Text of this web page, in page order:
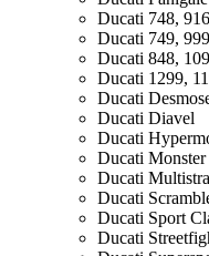
Ducati 748,
Ducati 749, 999
Ducati 848,
Ducati 1299,
Ducati
Ducati Diavel
Ducati
Ducati Monster
Ducati
Ducati
Ducati Sport
Ducati